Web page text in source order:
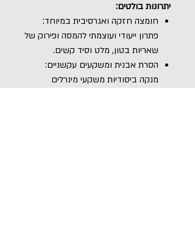
יתרונות בולטים:
חומצה חזקה ואגרסיבית במיוחד:
פתרון ייעודי ועוצמתי להמסה ופירוק של
שאריות בטון, מלט וסיד קשים.
הסרת אבנית ומשקעים עקשניים:
מנקה ביסודיות משקעי מינרלים